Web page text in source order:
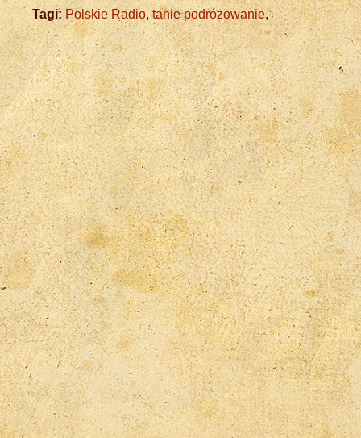
Tagi:Polskie Radio,tanie podróżowanie,